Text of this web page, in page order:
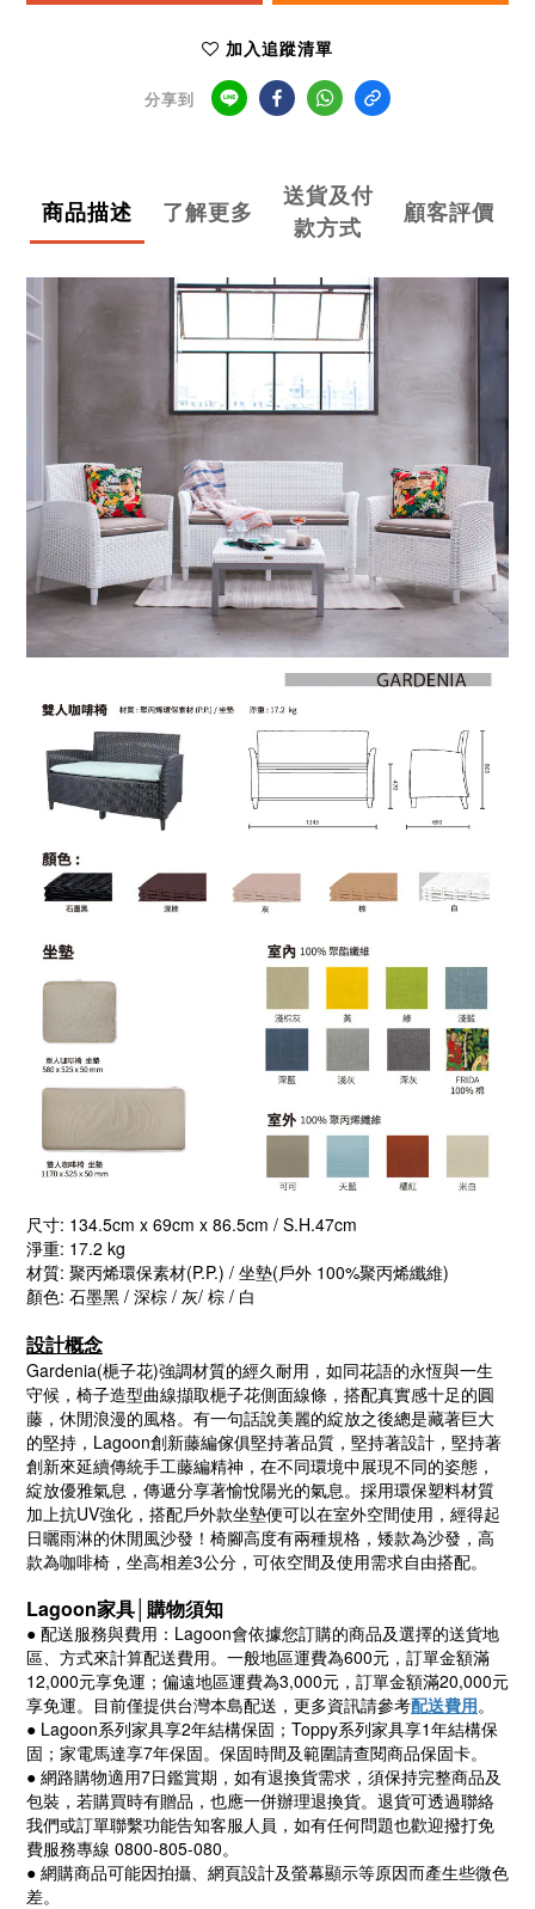
加入追蹤清單
分享到
商品描述 了解更多
送貨及付
款方式
顧客評價
尺寸: 134.5cm x 69cm x 86.5cm / S.H.47cm
淨重: 17.2 kg
材質: 聚丙烯環保素材(P.P.) / 坐墊(戶外 100%聚丙烯纖維)
顏色: 石墨黑 / 深棕 / 灰/ 棕 / 白
設計概念
Gardenia(梔子花)強調材質的經久耐用，如同花語的永恆與一生
守候，椅子造型曲線擷取梔子花側面線條，搭配真實感十足的圓
藤，休閒浪漫的風格。有一句話說美麗的綻放之後總是藏著巨大
的堅持，Lagoon創新藤編傢俱堅持著品質，堅持著設計，堅持著
創新來延續傳統手工藤編精神，在不同環境中展現不同的姿態，
綻放優雅氣息，傳遞分享著愉悅陽光的氣息。採用環保塑料材質
加上抗UV強化，搭配戶外款坐墊便可以在室外空間使用，經得起
日曬雨淋的休閒風沙發！椅腳高度有兩種規格，矮款為沙發，高
款為咖啡椅，坐高相差3公分，可依空間及使用需求自由搭配。
Lagoon家具│購物須知
● 配送服務與費用： Lagoon會依據您訂購的商品及選擇的送貨地
區、方式來計算配送費用。一般地區運費為600元，訂單金額滿
12,000元享免運；偏遠地區運費為3,000元，訂單金額滿20,000元
享免運。目前僅提供台灣本島配送，更多資訊請參考配送費用。
● Lagoon系列家具享2年結構保固； Toppy系列家具享1年結構保
固；家電馬達享7年保固。保固時間及範圍請查閱商品保固卡。
● 網路購物適用7日鑑賞期，如有退換貨需求，須保持完整商品及
包裝，若購買時有贈品，也應一併辦理退換貨。退貨可透過聯絡
我們或訂單聯繫功能告知客服人員，如有任何問題也歡迎撥打免
費服務專線 0800-805-080。
● 網購商品可能因拍攝、網頁設計及螢幕顯示等原因而產生些微色
差。